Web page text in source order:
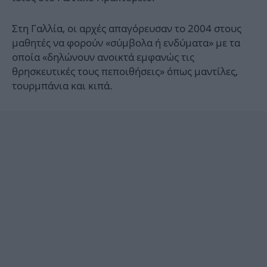
Στη Γαλλία, οι αρχές απαγόρευσαν το 2004 στους
μαθητές να φορούν «σύμβολα ή ενδύματα» με τα
οποία «δηλώνουν ανοικτά εμφανώς τις
θρησκευτικές τους πεποιθήσεις» όπως μαντίλες,
τουρμπάνια και κιπά.